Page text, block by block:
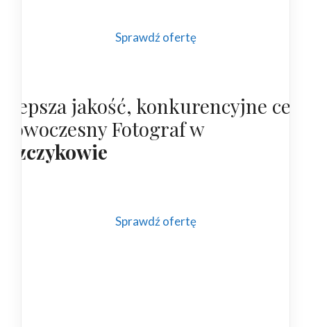
Sprawdź ofertę
jakość, konkurencyjne ceny
Fotograf w
Sprawdź ofertę